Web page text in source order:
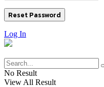
Log In
No Result
View All Result